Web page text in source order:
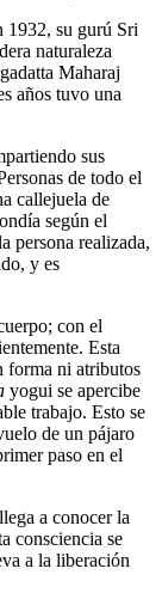
1932, su gurú Sri
naturaleza
Maharaj
años tuvo una
sus
de todo el
callejuela de
según el
persona realizada,
y es
con el
Esta
forma ni atributos
yogui se apercibe
trabajo. Esto se
de un pájaro
paso en el
a conocer la
consciencia se
a la liberación